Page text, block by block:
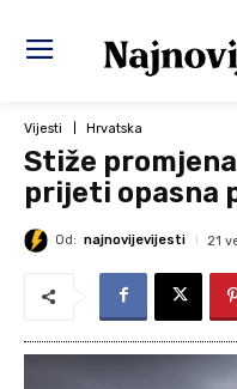
Vijesti Hrvatska
Stiže
prijeti opasna
Od: najnovijevijesti 21